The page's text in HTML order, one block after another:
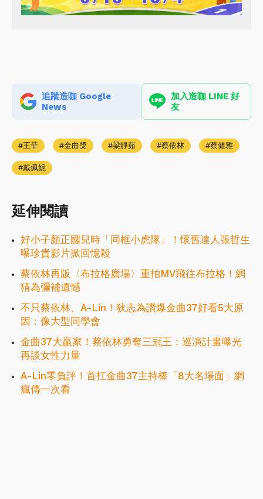
追蹤造咖 Google
News
加入造咖 LINE 好
友
王菲 金曲獎 梁靜茹 蔡依林 蔡健雅
戴佩妮
延伸閱讀
好小子顏正國兒時「同框小虎隊」！懷舊達人張哲生
曝珍貴影片掀回憶殺
蔡依林再版〈布拉格廣場〉重拍MV飛往布拉格！網
猜為彌補遺憾
不只蔡依林、A-Lin！狄志為讚爆金曲37好看5大原
因：像大型同學會
金曲37大贏家！蔡依林勇奪三冠王：巡演計畫曝光
再談女性力量
A-Lin零負評！首扛金曲37主持棒「8大名場面」網
瘋傳一次看